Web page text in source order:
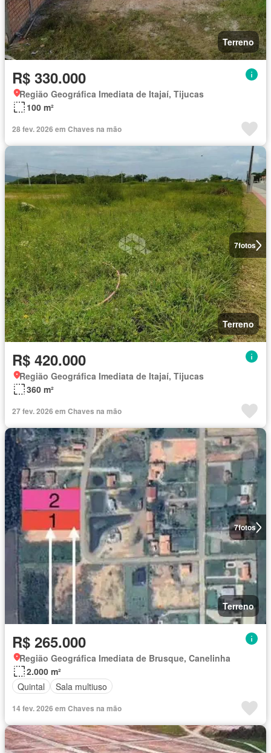
Terreno
R$ 330.000
Região Geográfica Imediata de Itajaí, Tijucas
100 m²
28 fev. 2026 em Chaves na mão
7fotos
Terreno
R$ 420.000
Região Geográfica Imediata de Itajaí, Tijucas
360 m²
27 fev. 2026 em Chaves na mão
7fotos
Terreno
R$ 265.000
Região Geográfica Imediata de Brusque, Canelinha
2.000 m²
Quintal
Sala multiuso
14 fev. 2026 em Chaves na mão